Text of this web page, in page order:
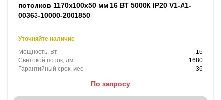
потолков 1170х100х50 мм 16 ВТ 5000К IP20 V1-A1-
00363-10000-2001850
Уточняйте наличие
Мощность, Вт
16
Световой поток, лм
1680
Гарантийный срок, мес
36
По запросу